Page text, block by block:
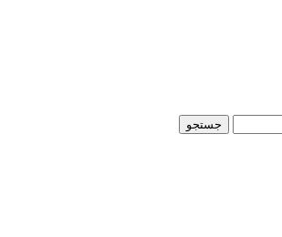
جستجو